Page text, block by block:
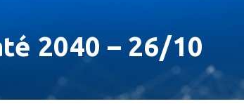
2040 – 26/10